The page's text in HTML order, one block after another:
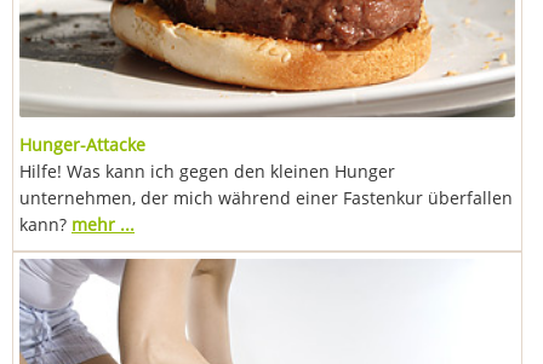
Hunger-Attacke
Hilfe! Was kann ich gegen den kleinen Hunger
unternehmen, der mich während einer Fastenkur überfallen
kann? mehr ...